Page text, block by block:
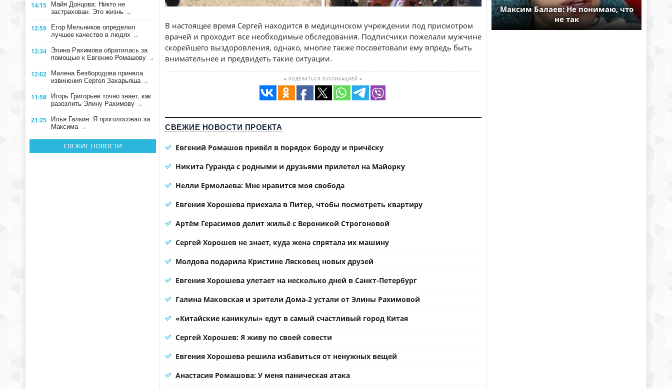
14:15
Майя Донцова: Никто не
застрахован. Это жизнь →
12:59
Егор Мельников определил
лучшее качество в людях →
12:34
Элина Рахимова обратилась за
помощью к Евгению Ромашову →
12:02
Милена Безбородова приняла
извинения Сергея Захарьяша →
11:58
Игорь Григорьев точно знает, как
разозлить Элину Рахимову →
21:25
Илья Галкин: Я проголосовал за
Максима →
СВЕЖИЕ НОВОСТИ
В настоящее время Сергей находится в медицинском учреждении под присмотром
врачей и проходит все необходимые обследования. Подписчики пожелали мужчине
скорейшего выздоровления, однако, многие также посоветовали ему впредь быть
внимательнее и предвидеть такие ситуации.
≡ ПОДЕЛИТЬСЯ ПУБЛИКАЦИЕЙ ≡
СВЕЖИЕ НОВОСТИ ПРОЕКТА
Евгений Ромашов привёл в порядок бороду и причёску
Никита Гуранда с родными и друзьями прилетел на Майорку
Нелли Ермолаева: Мне нравится моя свобода
Евгения Хорошева приехала в Питер, чтобы посмотреть квартиру
Артём Герасимов делит жильё с Вероникой Строгоновой
Сергей Хорошев не знает, куда жена спрятала их машину
Молдова подарила Кристине Лясковец новых друзей
Евгения Хорошева улетает на несколько дней в Санкт-Петербург
Галина Маковская и зрители Дома-2 устали от Элины Рахимовой
«Китайские каникулы» едут в самый счастливый город Китая
Сергей Хорошев: Я живу по своей совести
Евгения Хорошева решила избавиться от ненужных вещей
Анастасия Ромашова: У меня паническая атака
Максим Балаев: Не понимаю, что
не так